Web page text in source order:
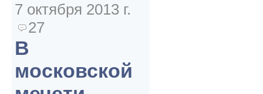
7 октября 2013 г.
27
В
московской